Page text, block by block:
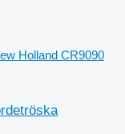
Holland CR9090